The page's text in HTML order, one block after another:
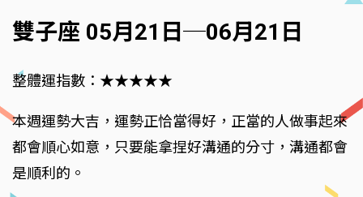
雙子座 05月21日─06月21日
整體運指數：★★★★★
本週運勢大吉，運勢正恰當得好，正當的人做事起來
都會順心如意，只要能拿捏好溝通的分寸，溝通都會
是順利的。